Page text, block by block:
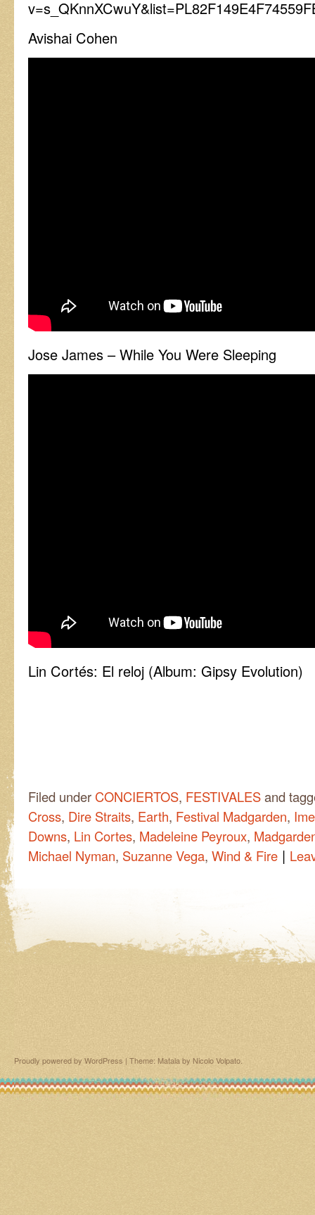
Avishai Cohen
Jose James – While You Were Sleeping
Lin Cortés: El reloj (Album: Gipsy Evolution)
Filed under CONCIERTOS, FESTIVALESand
Cross, Dire Straits, Earth, Festival Madgarden,
Downs, Lin Cortes, Madeleine Peyroux,
Michael Nyman, Suzanne Vega, Wind & Fire |
Proudly powered by WordPress | Theme: Matala by Nicolo Volpato